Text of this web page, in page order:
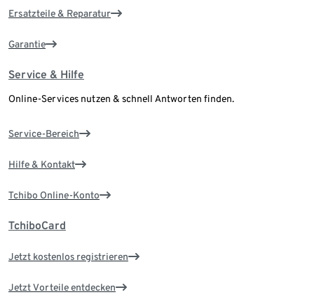
Ersatzteile & Reparatur
Garantie
Service & Hilfe
Online-Services nutzen & schnell Antworten finden.
Service-Bereich
Hilfe & Kontakt
Tchibo Online-Konto
TchiboCard
Jetzt kostenlos registrieren
Jetzt Vorteile entdecken